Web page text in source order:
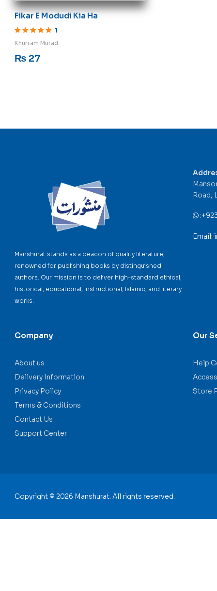
Fikar E Modudi Kia Ha
1
Khurram Murad
₨ 27
Manshurat stands as a beacon of quality literature,
renowned for publishing books by distinguished
authors. Our mission is to deliver high-standard ethical,
historical, educational, instructional, Islamic, and literary
works.
Company
About us
Delivery Information
Privacy Policy
Terms & Conditions
Contact Us
Support Center
Our
Help
Store
Road,
:
Email:
Copyright © 2026 Manshurat. All rights reserved.